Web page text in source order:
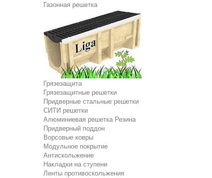
Газонная решетка
Грязезащита
Грязезащитные решетки
Придверные стальные решетки
СИТИ решетки
Алюминиевая решетка Резина
Придверный поддон
Ворсовые ковры
Модульное покрытие
Антискольжение
Накладки на ступени
Ленты противоскольжения